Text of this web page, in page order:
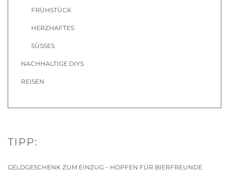
FRÜHSTÜCK
HERZHAFTES
SÜSSES
NACHHALTIGE DIYS
REISEN
TIPP:
GELDGESCHENK ZUM EINZUG – HOPFEN FÜR BIERFREUNDE